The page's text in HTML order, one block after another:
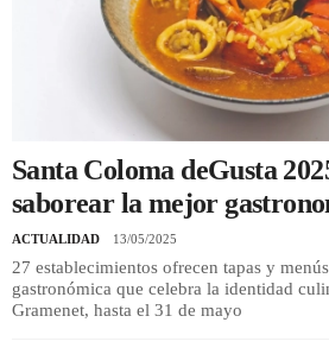
Santa Coloma deGusta
saborear la mejor
ACTUALIDAD 13/05/2025
27 establecimientos ofrecen tapas y
gastronómica que celebra la identidad
Gramenet, hasta el 31 de mayo